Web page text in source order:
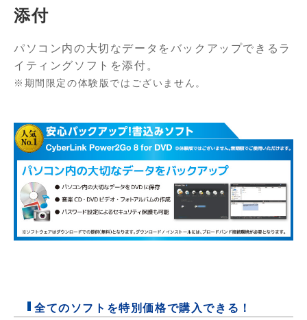
添付
パソコン内の大切なデータをバックアップできるラ
イティングソフトを添付。
※期間限定の体験版ではございません。
全てのソフトを特別価格で購入できる！